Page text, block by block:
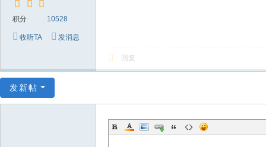
伴
下
积分 10528
收听TA 发消息
回复
发新帖